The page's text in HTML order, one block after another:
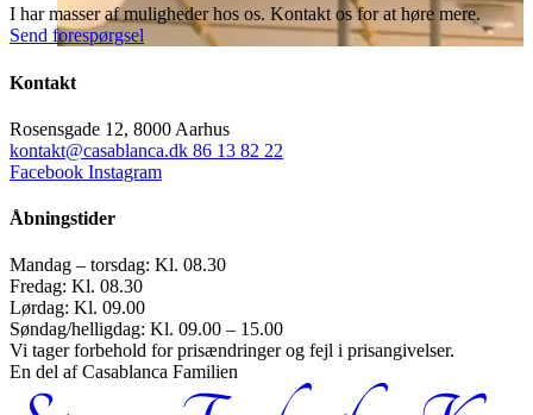
I har masser af muligheder hos os. Kontakt os for at høre mere.
Send forespørgsel
Kontakt
Rosensgade 12, 8000 Aarhus
kontakt@casablanca.dk 86 13 82 22
Facebook Instagram
Åbningstider
Mandag – torsdag: Kl. 08.30
Fredag: Kl. 08.30
Lørdag: Kl. 09.00
Søndag/helligdag: Kl. 09.00 – 15.00
Vi tager forbehold for prisændringer og fejl i prisangivelser.
En del af Casablanca Familien